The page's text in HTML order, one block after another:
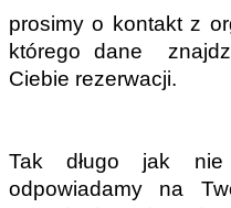
prosimy o kontakt z
którego dane
Ciebie rezerwacji.
Tak długo jak nie
odpowiadamy na